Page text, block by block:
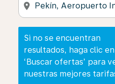
location_on
Si no se encuentran
resultados, haga clic en
‘Buscar ofertas’ para
nuestras mejores